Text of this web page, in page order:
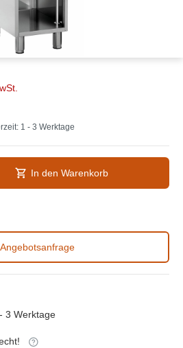
1 - 3 Werktage
In den Warenkorb
Angebotsanfrage
3 Werktage